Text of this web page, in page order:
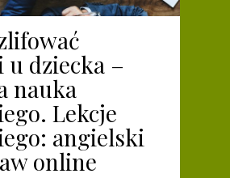
u dziecka –
nauka
Lekcje
angielski
online